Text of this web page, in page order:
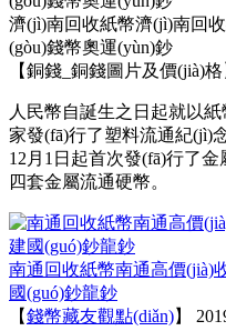
濟(jì)南回收紙幣濟(jì)南回
(gòu)錢幣奧運(yùn)鈔
【銅錢_銅錢圖片及價(jià)格
人民幣自誕生之日起就以紙幣
家發(fā)行了塑料流通紀(jì)念
12月1日起首次發(fā)行了
四套金屬流通硬幣。
南通回收紙幣南通高價(jià)
國(guó)鈔龍鈔
【錢幣藏友觀點(diǎn)】